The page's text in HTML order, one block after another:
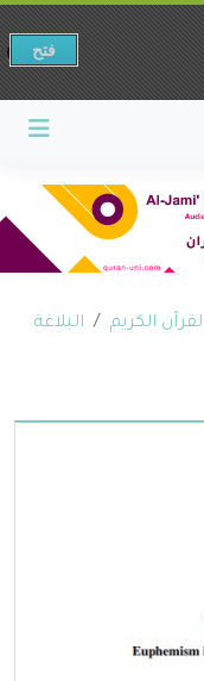
الكريم
البلاغة
فتح